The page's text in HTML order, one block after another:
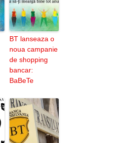
BT lanseaza o
noua campanie
de shopping
bancar:
BaBeTe